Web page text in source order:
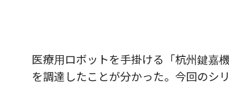
医療用ロボットを手掛ける「杭州鍵嘉
を調達したことが分かった。今回のシ